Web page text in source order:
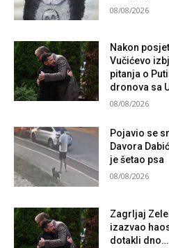
08/08/2026
Nakon
Vučićevo
pitanja o
dronova sa
08/08/2026
Pojavio se
Davora
je šetao psa
08/08/2026
Zagrljaj
izazvao
dotakli dno…